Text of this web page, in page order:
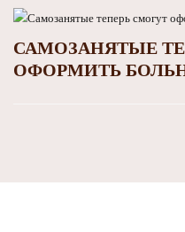
САМОЗАНЯТЫЕ
ОФОРМИТЬ